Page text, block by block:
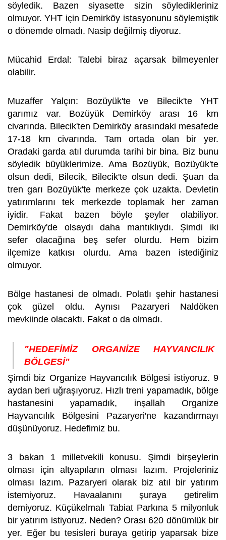
söyledik. Bazen siyasette sizin söyledikleriniz
olmuyor. YHT için Demirköy istasyonunu söylemiştik
o dönemde olmadı. Nasip değilmiş diyoruz.
Mücahid Erdal: Talebi biraz açarsak bilmeyenler
olabilir.
Muzaffer Yalçın: Bozüyük'te ve Bilecik'te YHT
garımız var. Bozüyük Demirköy arası 16 km
civarında. Bilecik'ten Demirköy arasındaki mesafede
17-18 km civarında. Tam ortada olan bir yer.
Oradaki garda atıl durumda tarihi bir bina. Biz bunu
söyledik büyüklerimize. Ama Bozüyük, Bozüyük'te
olsun dedi, Bilecik, Bilecik'te olsun dedi. Şuan da
tren garı Bozüyük'te merkeze çok uzakta. Devletin
yatırımlarını tek merkezde toplamak her zaman
iyidir. Fakat bazen böyle şeyler olabiliyor.
Demirköy'de olsaydı daha mantıklıydı. Şimdi iki
sefer olacağına beş sefer olurdu. Hem bizim
ilçemize katkısı olurdu. Ama bazen istediğiniz
olmuyor.
Bölge hastanesi de olmadı. Polatlı şehir hastanesi
çok güzel oldu. Aynısı Pazaryeri Naldöken
mevkiinde olacaktı. Fakat o da olmadı.
"HEDEFİMİZ ORGANİZE HAYVANCILIK
BÖLGESİ"
Şimdi biz Organize Hayvancılık Bölgesi istiyoruz. 9
aydan beri uğraşıyoruz. Hızlı treni yapamadık, bölge
hastanesini yapamadık, inşallah Organize
Hayvancılık Bölgesini Pazaryeri'ne kazandırmayı
düşünüyoruz. Hedefimiz bu.
3 bakan 1 milletvekili konusu. Şimdi birşeylerin
olması için altyapıların olması lazım. Projeleriniz
olması lazım. Pazaryeri olarak biz atıl bir yatırım
istemiyoruz. Havaalanını şuraya getirelim
demiyoruz. Küçükelmalı Tabiat Parkına 5 milyonluk
bir yatırım istiyoruz. Neden? Orası 620 dönümlük bir
yer. Eğer bu tesisleri buraya getirip yaparsak bize